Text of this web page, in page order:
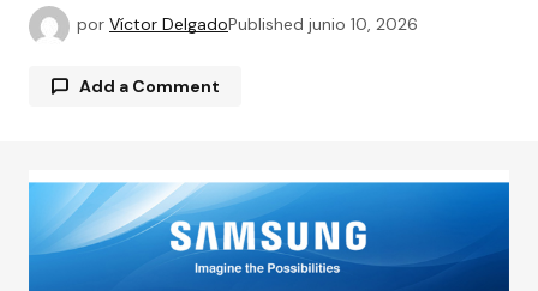
por Víctor DelgadoPublished junio 10, 2026
Add a Comment
Tu dirección de correo electrónico no será
publicada.Los campos obligatorios están
marcados con*